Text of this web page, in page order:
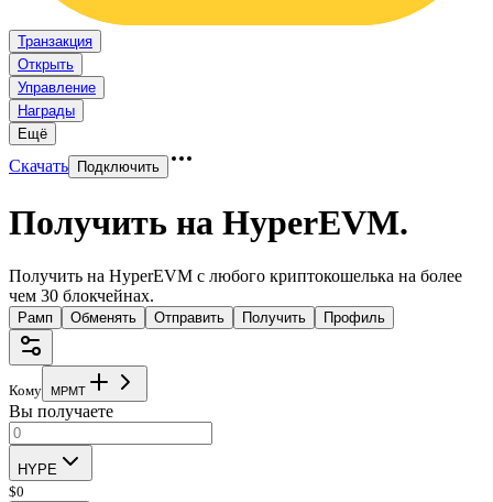
Транзакция
Открыть
Управление
Награды
Ещё
Скачать Подключить
Получить на HyperEVM.
Получить на HyperEVM с любого криптокошелька на более
чем 30 блокчейнах.
Рамп Обменять Отправить Получить Профиль
Кому MPMT
Вы получаете
HYPE
$0